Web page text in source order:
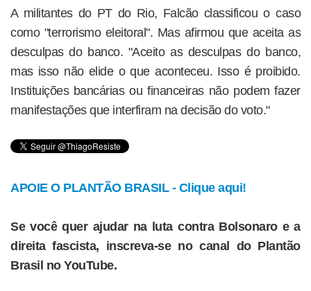
A militantes do PT do Rio, Falcão classificou o caso
como "terrorismo eleitoral". Mas afirmou que aceita as
desculpas do banco. "Aceito as desculpas do banco,
mas isso não elide o que aconteceu. Isso é proibido.
Instituições bancárias ou financeiras não podem fazer
manifestações que interfiram na decisão do voto."
APOIE O PLANTÃO BRASIL - Clique aqui!
Se você quer ajudar na luta contra Bolsonaro e a
direita fascista, inscreva-se no canal do Plantão
Brasil no YouTube.